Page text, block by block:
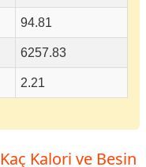
94.81
6257.83
2.21
Kalori ve Besin